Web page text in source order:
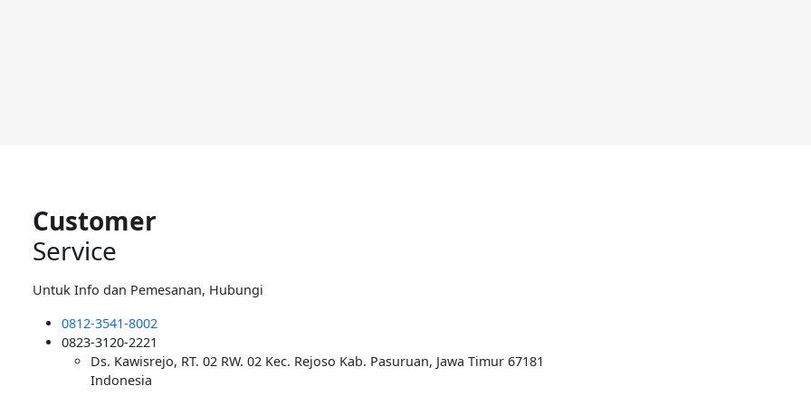
Customer
Service
Untuk Info dan Pemesanan, Hubungi
0812-3541-8002
0823-3120-2221
Ds. Kawisrejo, RT. 02 RW. 02 Kec. Rejoso Kab. Pasuruan, Jawa Timur 67181
Indonesia